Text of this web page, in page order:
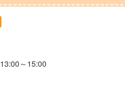
～15:00